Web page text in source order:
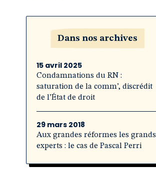
Dans nos archives
15 avril 2025
Condamnations du RN :
saturation de la comm’, discrédit
de l’État de droit
29 mars 2018
Aux grandes réformes les grands
experts : le cas de Pascal Perri